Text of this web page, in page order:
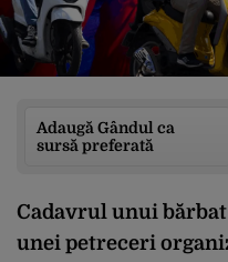
Adaugă Gândul ca
sursă preferată
Cadavrul unui
unei petreceri